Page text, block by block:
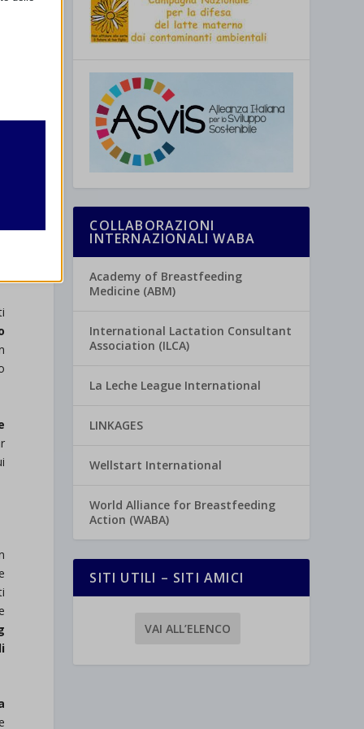
COLLABORAZIONI
INTERNAZIONALI WABA
Academy of Breastfeeding
Medicine (ABM)
International Lactation Consultant
Association (ILCA)
La Leche League International
LINKAGES
Wellstart International
World Alliance for Breastfeeding
Action (WABA)
SITI UTILI – SITI AMICI
VAI ALL’ELENCO